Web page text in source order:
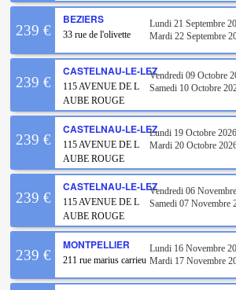
239 €
BEZIERS
33 rue de l'olivette
Lundi 21 Septembre
Mardi 22 Septembre
239 €
CASTELNAU-LE-LEZ
115 AVENUE DE L
AUBE ROUGE
Vendredi 09 Octobre
Samedi 10 Octobre
239 €
CASTELNAU-LE-LEZ
115 AVENUE DE L
AUBE ROUGE
Lundi 19 Octobre 2026
Mardi 20 Octobre
239 €
CASTELNAU-LE-LEZ
115 AVENUE DE L
AUBE ROUGE
Vendredi 06
Samedi 07 Novembre
239 €
MONTPELLIER
211 rue marius carrieu
Lundi 16 Novembre
Mardi 17 Novembre